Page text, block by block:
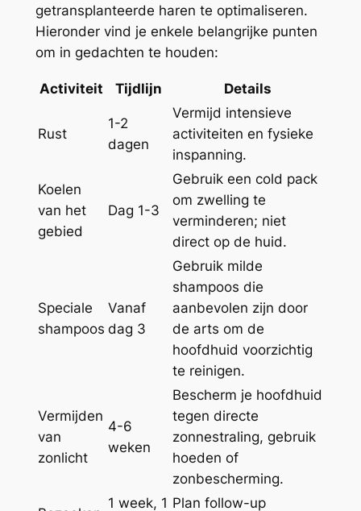
getransplanteerde haren te optimaliseren.
Hieronder vind je enkele belangrijke punten
om in gedachten te houden:
Activiteit Tijdlijn Details
Rust
1-2
dagen
Vermijd intensieve
activiteiten en fysieke
inspanning.
Koelen
van het
gebied
Dag 1-3
Gebruik een cold pack
om zwelling te
verminderen; niet
direct op de huid.
Speciale
shampoos
Vanaf
dag 3
Gebruik milde
shampoos die
aanbevolen zijn door
de arts om de
hoofdhuid voorzichtig
te reinigen.
Vermijden
van
zonlicht
4-6
weken
Bescherm je hoofdhuid
tegen directe
zonnestraling, gebruik
hoeden of
zonbescherming.
1 week, 1 Plan follow-up